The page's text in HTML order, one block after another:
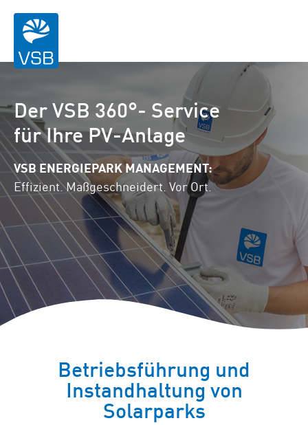
Betriebsführung und
Instandhaltung von
Solarparks
Der VSB 360°- Service
für Ihre PV-Anlage
VSB ENERGIEPARK MANAGEMENT:
Effizient. Maßgeschneidert. Vor Ort.